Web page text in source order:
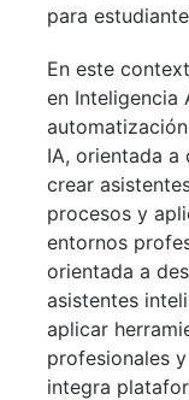
para
En este
en Inteligencia
IA, orientada a
crear
procesos y
entornos
orientada a
asistentes
aplicar
profesionales
integra